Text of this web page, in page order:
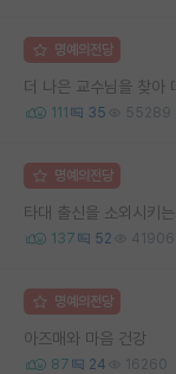
명예의전당
더 나은 교수님을 찾아
111 35 55289
명예의전당
타대 출신을 소외시키
137 52 41906
명예의전당
아즈매와 마음 건강
87 24 16260